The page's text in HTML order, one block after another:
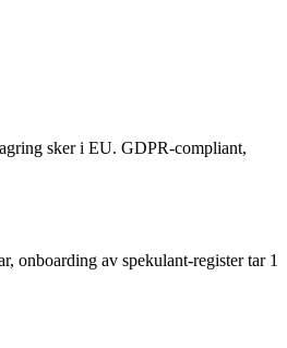
sker i EU. GDPR-compliant,
onboarding av spekulant-register tar 1